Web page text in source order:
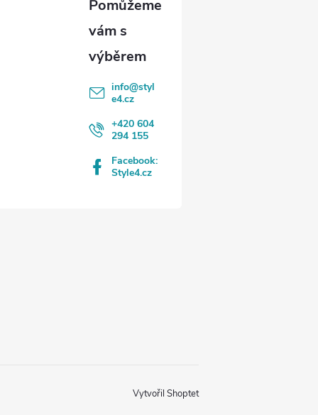
info@styl
e4.cz
+420 604
294 155
Facebook:
Style4.cz
Vytvořil Shoptet